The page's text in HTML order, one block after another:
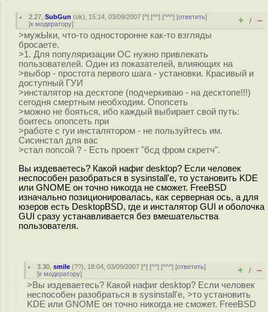
2.27 ,SubGun (ok), 15:14, 03/09/2007 [^] [^^] [^^^] [ответить]
[к модератору] + / –
>мужЫки, что-то односторонне как-то взгляды
бросаете.
>1. Для популяризации ОС нужно привлекать
пользователей. Один из показателей, влияющих на
>выбор - простота первого шага - установки. Красивый и
доступный ГУИ
>инсталятор на десктопе (подчеркиваю - на десктопе!!!)
сегодня смертным необходим. Опопсеть
>можно не бояться, ибо каждый выбирает свой путь:
боитесь опопсеть при
>работе с гуи инсталятором - не пользуйтесь им.
Сисинстал для вас
>стал попсой ? - Есть проект "бсд фром скретч".
Вы издеваетесь? Какой нафиг desktop? Если человек
неспособен разобраться в sysinstall'е, то установить KDE
или GNOME он точно никогда не сможет. FreeBSD
изначально позиционировалась, как серверная ось, а для
юзеров есть DesktopBSD, где и инсталятор GUI и оболочка
GUI сразу устанавливается без вмешательства
пользователя.
3.30 ,smile (??), 18:04, 03/09/2007 [^] [^^] [^^^] [ответить]
[к модератору] + / –
>Вы издеваетесь? Какой нафиг desktop? Если человек
неспособен разобраться в sysinstall'е, >то установить
KDE или GNOME он точно никогда не сможет. FreeBSD